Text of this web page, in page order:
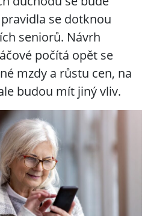
se dotknou
seniorů. Návrh
počítá opět se
mzdy a růstu cen, na
budou mít jiný vliv.